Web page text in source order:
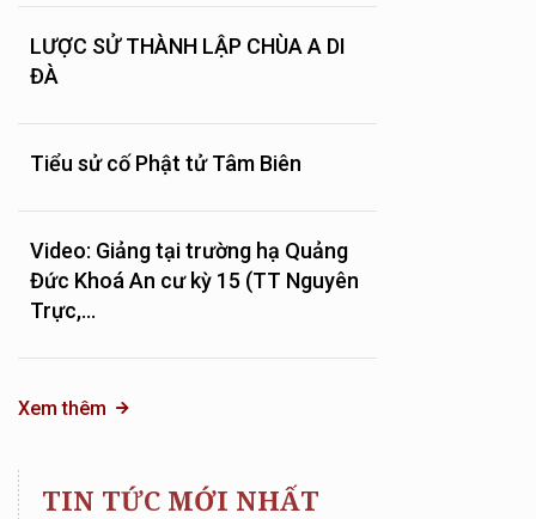
LƯỢC SỬ THÀNH LẬP CHÙA A DI
ĐÀ
Tiểu sử cố Phật tử Tâm Biên
Video: Giảng tại trường hạ Quảng
Đức Khoá An cư kỳ 15 (TT Nguyên
Trực,...
Xem thêm
TIN TỨC MỚI NHẤT